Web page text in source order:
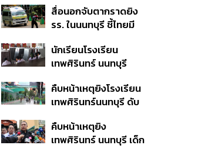
ค้นหา 2 รอบยืนยันไร้คน
ติดค้าง พบศพปู่-ย่าที่
สื่อนอกจับตากราดยิง
รร. ในนนทบุรี ชี้ไทยมี
ในระดับต้นของภูมิภาค
นักเรียนโรงเรียน
เทพศิรินทร์ นนทบุรี
ปลอดภัยชั่วคราว หลัง
เหตุใช้อาวุธปืนภายใน
คืบหน้าเหตุยิงโรงเรียน
เทพศิรินทร์นนทบุรี ดับ
สอบปมขโมยปืนปู่ก่อ
เหตุ
คืบหน้าเหตุยิง
เทพศิรินทร์ นนทบุรี เด็ก